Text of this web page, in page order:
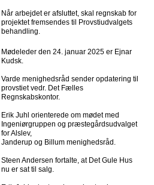
Når arbejdet er afsluttet, skal regnskab for
projektet fremsendes til Provstiudvalgets
behandling.
Mødeleder den 24. januar 2025 er Ejnar
Kudsk.
Varde menighedsråd sender opdatering til
provstiet vedr. Det Fælles
Regnskabskontor.
Erik Juhl orienterede om mødet med
Ingeniørgruppen og præstegårdsudvalget
for Alslev,
Janderup og Billum menighedsråd.
Steen Andersen fortalte, at Det Gule Hus
nu er sat til salg.